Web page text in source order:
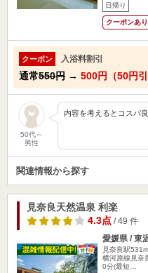
日帰り
クーポンあり
クーポン 入浴料割引
通常550円 → 500円（50円引
50代～
男性
内容を考えるとコスパ良
関連情報から探す
見奈良天然温泉 利楽
4.3点/ 49 件
愛媛県 / 東
見奈良駅531m
横河原線見奈
0分(最短…